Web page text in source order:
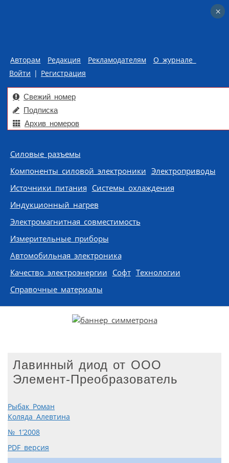
Авторам Редакция Рекламодателям
О журнале
Войти | Регистрация
Свежий номер
Подписка
Архив номеров
Skip to content
Силовые разъемы
Компоненты силовой электроники Электроприводы
Источники питания Системы охлаждения
Индукционный нагрев
Электромагнитная совместимость
Измерительные приборы
Автомобильная электроника
Качество электроэнергии Софт Технологии
Справочные материалы
Лавинный диод от ООО
Элемент-Преобразователь
Рыбак Роман
Коляда Алевтина
№ 1’2008
PDF версия
×
×